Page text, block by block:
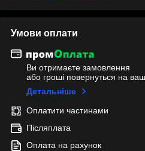
Умови оплати
Ви отримаєте замовлення
або гроші повернуться на
Детальніше
Оплатити частинами
Післяплата
Оплата на рахунок